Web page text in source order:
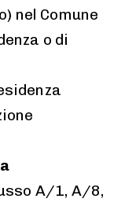
nel Comune
o di
A/1, A/8,